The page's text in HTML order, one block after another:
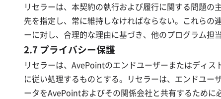
リセラーは、本契約の執行および履行に関する問題
先を指定し、常に維持しなければならない。これら
ーに対し、合理的な理由に基づき、他のプログラム担
2.7 プライバシー保護
リセラーは、AvePointのエンドユーザーまたはディ
に従い処理するものとする。リセラーは、エンドユ
ータをAvePointおよびその関係会社と共有するため